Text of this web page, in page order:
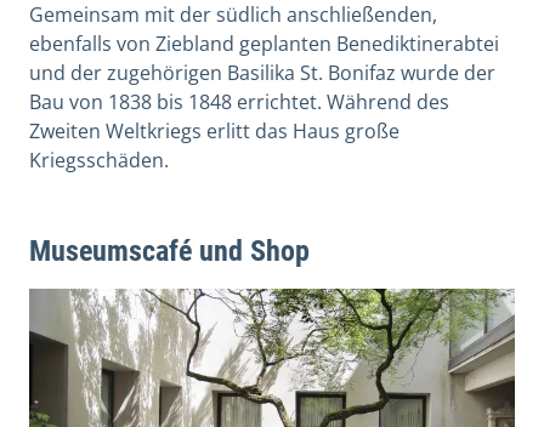
Gemeinsam mit der südlich anschließenden,
ebenfalls von Ziebland geplanten Benediktinerabtei
und der zugehörigen Basilika St. Bonifaz wurde der
Bau von 1838 bis 1848 errichtet. Während des
Zweiten Weltkriegs erlitt das Haus große
Kriegsschäden.
Museumscafé und Shop